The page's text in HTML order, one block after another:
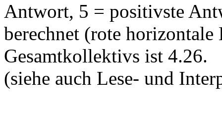
Antwort, 5 = positivste
berechnet (rote
Gesamtkollektivs ist 4.26.
(siehe auch Lese- und